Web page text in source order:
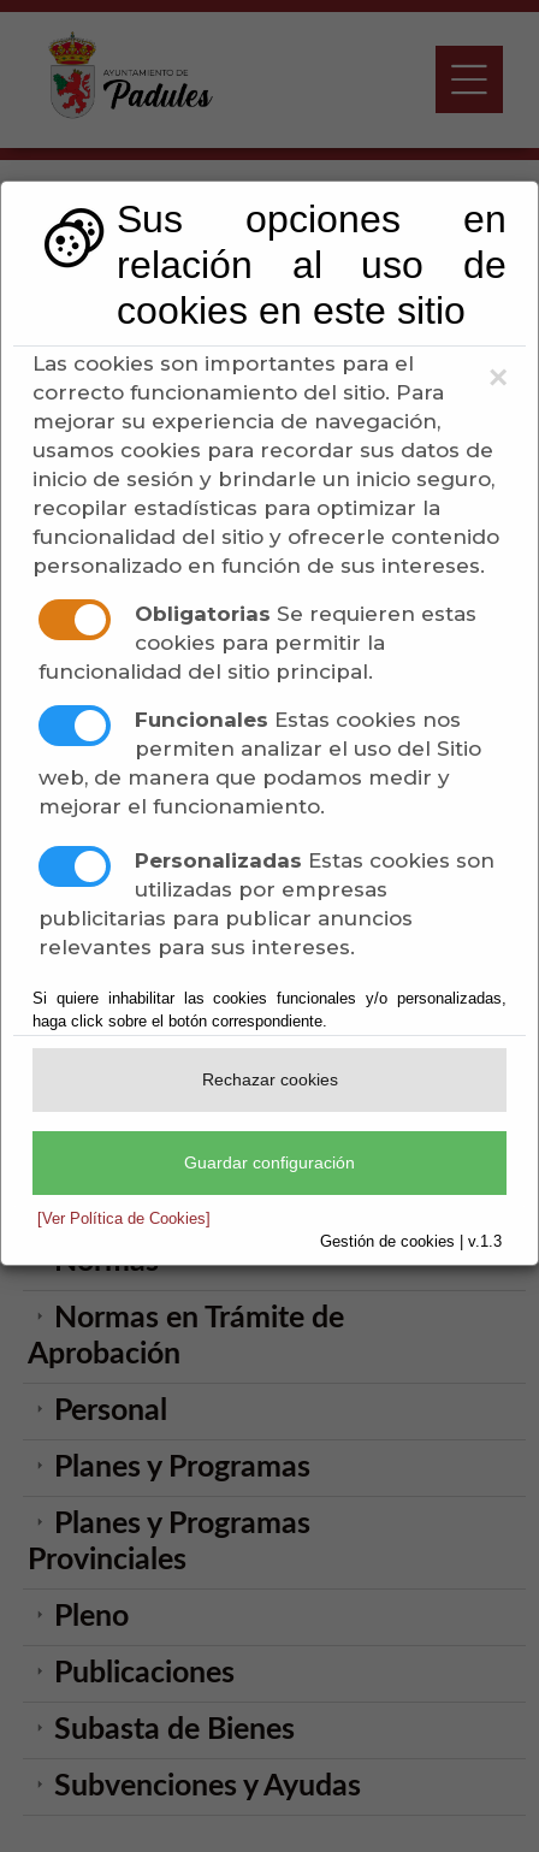
×
Sus opciones en
relación al uso de
cookies en este sitio
Las cookies son importantes para el
correcto funcionamiento del sitio. Para
mejorar su experiencia de navegación,
usamos cookies para recordar sus datos de
inicio de sesión y brindarle un inicio seguro,
recopilar estadísticas para optimizar la
funcionalidad del sitio y ofrecerle contenido
personalizado en función de sus intereses.
Obligatorias Se requieren estas
cookies para permitir la
funcionalidad del sitio principal.
Funcionales Estas cookies nos
permiten analizar el uso del Sitio
web, de manera que podamos medir y
mejorar el funcionamiento.
Personalizadas Estas cookies son
utilizadas por empresas
publicitarias para publicar anuncios
relevantes para sus intereses.
Si quiere inhabilitar las cookies funcionales y/o personalizadas,
haga click sobre el botón correspondiente.
Rechazar cookies
Guardar configuración
[Ver Política de Cookies]
Gestión de cookies | v.1.3
Tablón de anuncios
Actividades Culturales
Anuncios Otras
Administraciones
Anuncios Privados de Interés
Concesión de Obras Públicas
Contratación de Obras
Contratación de Servicios
Contratación de Suministros
Especiales
Convenios y Acuerdos
Elecciones
Empleo Público
Formación
Memorias
Normas
Normas en Trámite de
Aprobación
Personal
Planes y Programas
Planes y Programas
Provinciales
Pleno
Publicaciones
Subasta de Bienes
Subvenciones y Ayudas